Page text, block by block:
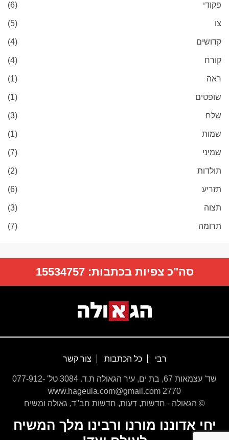
פקודי (6)
צו (5)
קדושים (4)
קורח (4)
ראה (1)
שופטים (1)
שלח (3)
שמות (1)
שמיני (7)
תולדות (2)
תזריע (6)
תצוה (3)
תרומה (7)
סה"כ צפיות בכתבות:15534757
רבי כל הכתבות צור קשר
שד' עצמאות 67, בת ים, עיר הגאולה ת.ד. 3084 טל' 077-912-
2770 www.hageula.com@gmail.com
© הגאולה - חדשות, דעות, חדשות חב''ד, גאולה ומשיח
יחי אדוננו מורנו ורבינו מלך המשיח